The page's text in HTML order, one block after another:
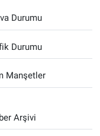
Durumu
Durumu
Manşetler
Arşivi